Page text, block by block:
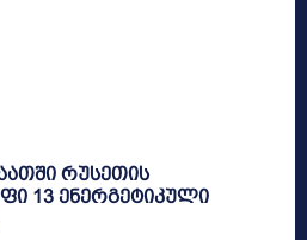
რუსეთის
13 ენერგეტიკული